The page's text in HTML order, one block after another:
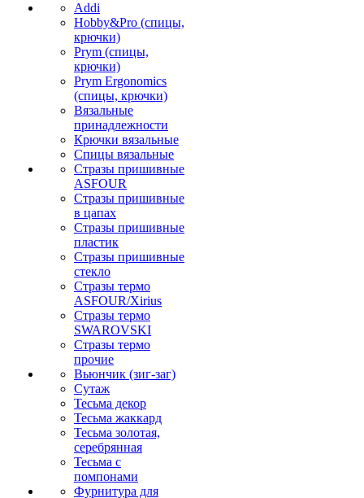
Addi
Hobby&Pro (спицы,
крючки)
Prym (спицы,
крючки)
Prym Ergonomics
(спицы, крючки)
Вязальные
принадлежности
Крючки вязальные
Спицы вязальные
Стразы пришивные
ASFOUR
Стразы пришивные
в цапах
Стразы пришивные
пластик
Стразы пришивные
стекло
Стразы термо
ASFOUR/Xirius
Стразы термо
SWAROVSKI
Стразы термо
прочие
Вьюнчик (зиг-заг)
Сутаж
Тесьма декор
Тесьма жаккард
Тесьма золотая,
серебрянная
Тесьма с
помпонами
Фурнитура для